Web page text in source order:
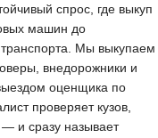
спрос, где выкуп
машин до
транспорта. Мы выкупаем
внедорожники и
оценщика по
проверяет кузов,
и сразу называет